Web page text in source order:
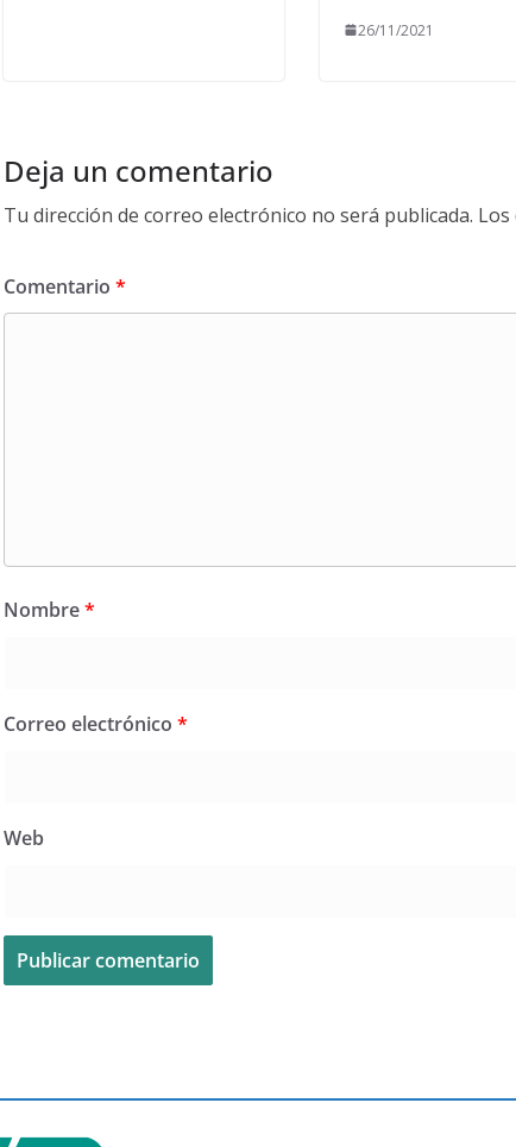
26/11/2021
Deja un comentario
Tu dirección de correo electrónico no será publicada.
Comentario *
Nombre*
Correo electrónico *
Web